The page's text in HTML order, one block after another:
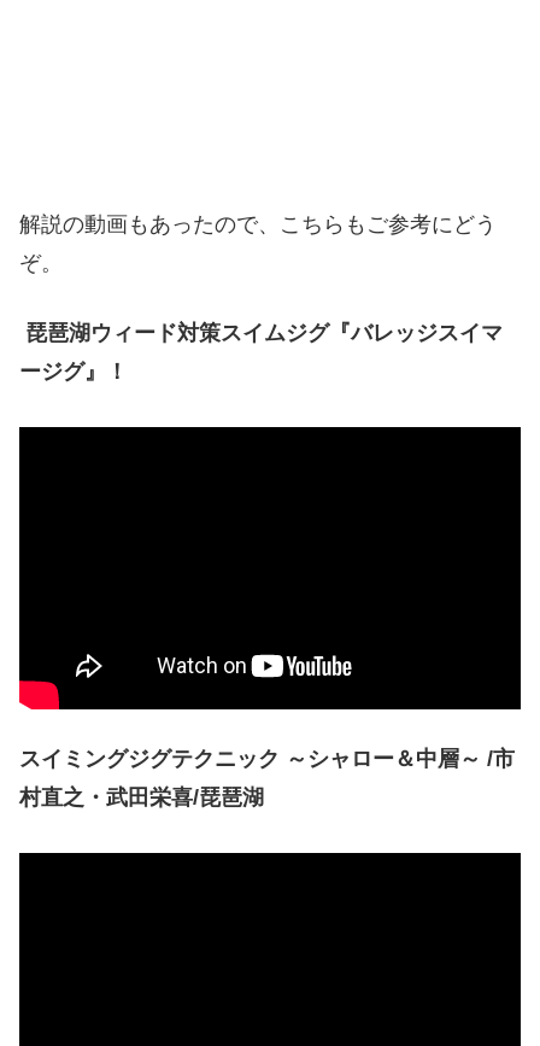
解説の動画もあったので、こちらもご参考にどう
ぞ。
琵琶湖ウィード対策スイムジグ『バレッジスイマ
ージグ』！
スイミングジグテクニック ～シャロー＆中層～ /市
村直之・武田栄喜/琵琶湖